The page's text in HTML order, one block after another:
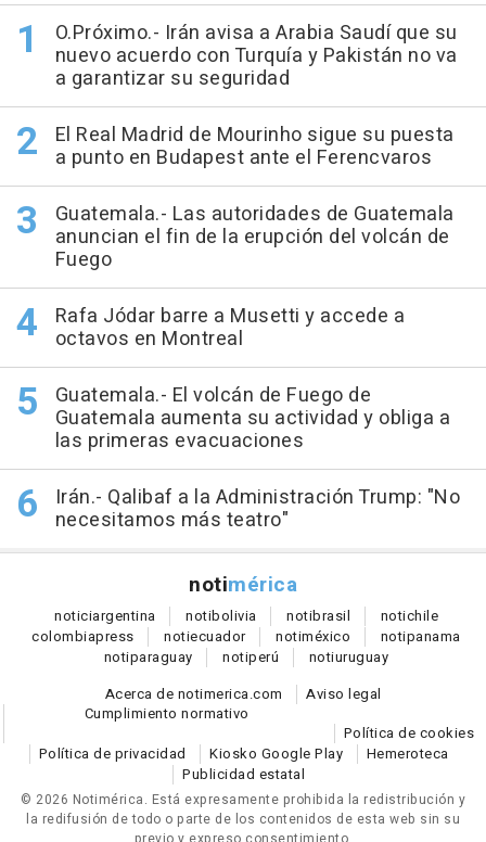
O.Próximo.- Irán avisa a Arabia Saudí que su
nuevo acuerdo con Turquía y Pakistán no va
a garantizar su seguridad
El Real Madrid de Mourinho sigue su puesta
a punto en Budapest ante el Ferencvaros
Guatemala.- Las autoridades de Guatemala
anuncian el fin de la erupción del volcán de
Fuego
Rafa Jódar barre a Musetti y accede a
octavos en Montreal
Guatemala.- El volcán de Fuego de
Guatemala aumenta su actividad y obliga a
las primeras evacuaciones
Irán.- Qalibaf a la Administración Trump: "No
necesitamos más teatro"
notimérica
noticiargentina notibolivia notibrasil notichile
colombiapress notiecuador notiméxico notipanama
notiparaguay notiperú notiuruguay
Acerca de notimerica.com
Aviso legal
Cumplimiento normativo
Política de cookies
Política de privacidad
Kiosko Google Play
Hemeroteca
Publicidad estatal
© 2026 Notimérica. Está expresamente prohibida la redistribución y
la redifusión de todo o parte de los contenidos de esta web sin su